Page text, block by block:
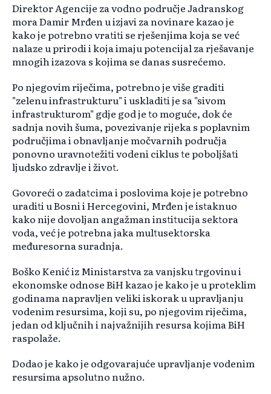
Direktor Agencije za vodno područje Jadranskog
mora Damir Mrđen u izjavi za novinare kazao je
kako je potrebno vratiti se rješenjima koja se već
nalaze u prirodi i koja imaju potencijal za rješavanje
mnogih izazova s kojima se danas susrećemo.
Po njegovim riječima, potrebno je više graditi
"zelenu infrastrukturu" i uskladiti je sa "sivom
infrastrukturom" gdje god je to moguće, dok će
sadnja novih šuma, povezivanje rijeka s poplavnim
područjima i obnavljanje močvarnih područja
ponovno uravnotežiti vodeni ciklus te poboljšati
ljudsko zdravlje i život.
Govoreći o zadatcima i poslovima koje je potrebno
uraditi u Bosni i Hercegovini, Mrđen je istaknuo
kako nije dovoljan angažman institucija sektora
voda, već je potrebna jaka multusektorska
međuresorna suradnja.
Boško Kenić iz Ministarstva za vanjsku trgovinu i
ekonomske odnose BiH kazao je kako je u proteklim
godinama napravljen veliki iskorak u upravljanju
vodenim resursima, koji su, po njegovim riječima,
jedan od ključnih i najvažnijih resursa kojima BiH
raspolaže.
Dodao je kako je odgovarajuće upravljanje vodenim
resursima apsolutno nužno.